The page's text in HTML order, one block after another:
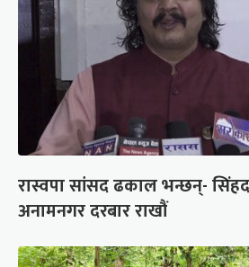
रास्वपा सांसद ढकाल भन्छन्-
अनामनगर दरबार राखौं